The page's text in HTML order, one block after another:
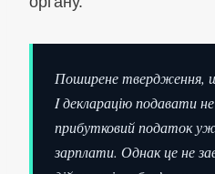
Поширене твердження,
I декларацію подавати
прибутковий податок
зарплати. Однак це не